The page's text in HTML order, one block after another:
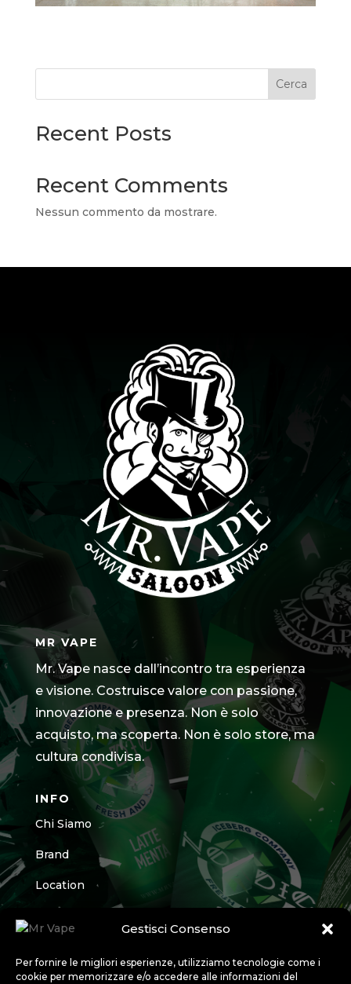
Gestisci Consenso
Per fornire le migliori esperienze, utilizziamo tecnologie come i
cookie per memorizzare e/o accedere alle informazioni del
Cerca
Recent Posts
Recent Comments
Nessun commento da mostrare.
MR VAPE
Mr. Vape nasce dall’incontro tra esperienza
e visione. Costruisce valore con passione,
innovazione e presenza. Non è solo
acquisto, ma scoperta. Non è solo store, ma
cultura condivisa.
INFO
Chi Siamo
Brand
Location
CONTATTI